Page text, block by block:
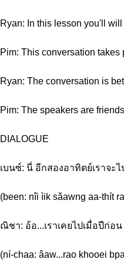
Ryan: In this lesson you'll
Pim: This conversation
Ryan: The conversation is
Pim: The speakers are
DIALOGUE
เบนซ์: นี่ อีกสองอาทิตย์เราจะ
(been: nîi ìik sǎawng aa-thít
ณิชา: อ้อ...เราเคยไปเมื่อปีก่อ
(ní-chaa: âaw...rao khooei